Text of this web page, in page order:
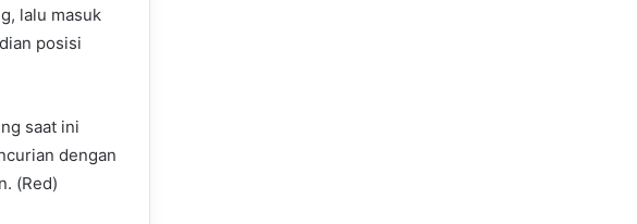
lalu masuk
posisi
saat ini
dengan
(Red)